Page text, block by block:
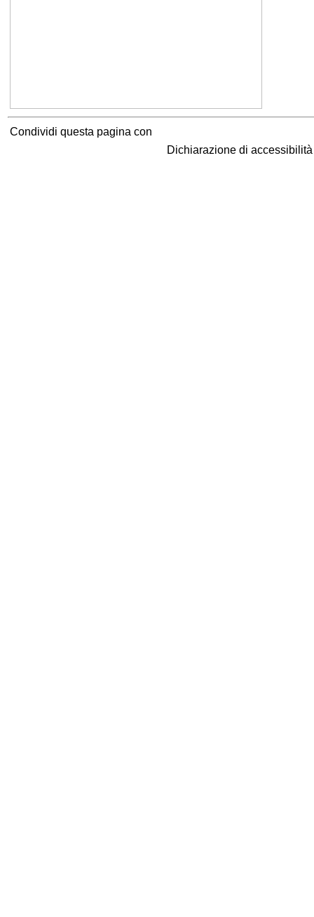
Condividi questa pagina con
Dichiarazione di